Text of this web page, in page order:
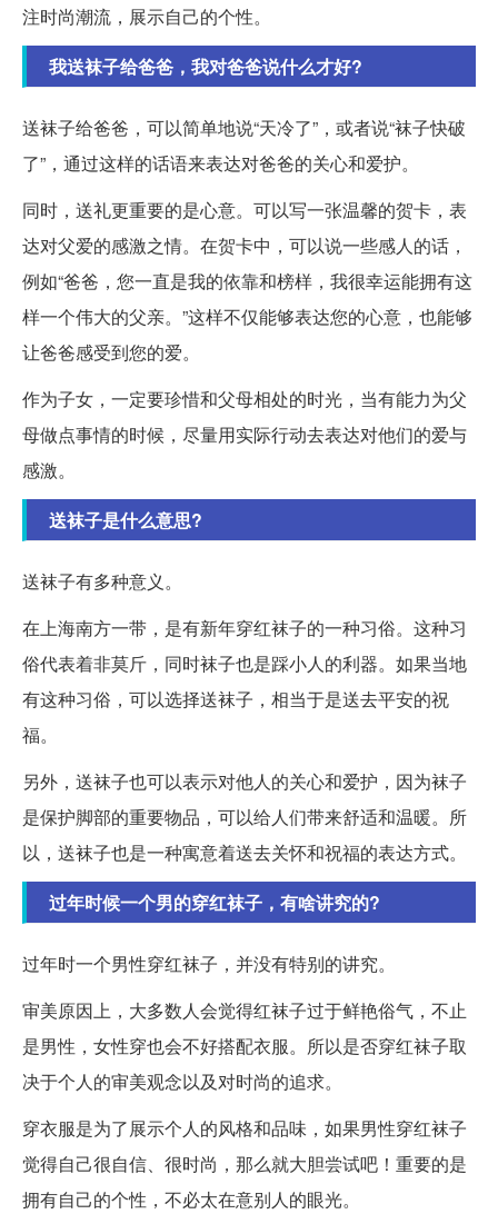
注时尚潮流，展示自己的个性。
我送袜子给爸爸，我对爸爸说什么才好?
送袜子给爸爸，可以简单地说“天冷了”，或者说“袜子快破
了”，通过这样的话语来表达对爸爸的关心和爱护。
同时，送礼更重要的是心意。可以写一张温馨的贺卡，表
达对父爱的感激之情。在贺卡中，可以说一些感人的话，
例如“爸爸，您一直是我的依靠和榜样，我很幸运能拥有这
样一个伟大的父亲。”这样不仅能够表达您的心意，也能够
让爸爸感受到您的爱。
作为子女，一定要珍惜和父母相处的时光，当有能力为父
母做点事情的时候，尽量用实际行动去表达对他们的爱与
感激。
送袜子是什么意思?
送袜子有多种意义。
在上海南方一带，是有新年穿红袜子的一种习俗。这种习
俗代表着非莫斤，同时袜子也是踩小人的利器。如果当地
有这种习俗，可以选择送袜子，相当于是送去平安的祝
福。
另外，送袜子也可以表示对他人的关心和爱护，因为袜子
是保护脚部的重要物品，可以给人们带来舒适和温暖。所
以，送袜子也是一种寓意着送去关怀和祝福的表达方式。
过年时候一个男的穿红袜子，有啥讲究的?
过年时一个男性穿红袜子，并没有特别的讲究。
审美原因上，大多数人会觉得红袜子过于鲜艳俗气，不止
是男性，女性穿也会不好搭配衣服。所以是否穿红袜子取
决于个人的审美观念以及对时尚的追求。
穿衣服是为了展示个人的风格和品味，如果男性穿红袜子
觉得自己很自信、很时尚，那么就大胆尝试吧！重要的是
拥有自己的个性，不必太在意别人的眼光。